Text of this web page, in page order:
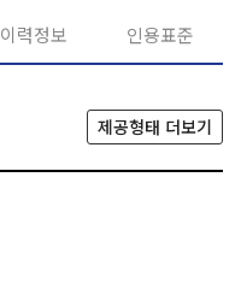
이력정보 인용표준
제공형태 더보기